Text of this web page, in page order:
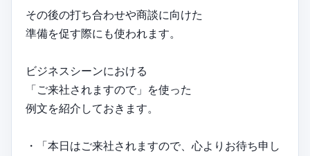
その後の打ち合わせや商談に向けた
準備を促す際にも使われます。
ビジネスシーンにおける
「ご来社されますので」を使った
例文を紹介しておきます。
・「本日はご来社されますので、心よりお待ち申し